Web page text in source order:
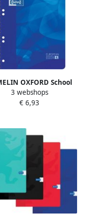
OXFORD School
A5 gelijnd 6
120 vel soepele
3 webshops
€ 6,93